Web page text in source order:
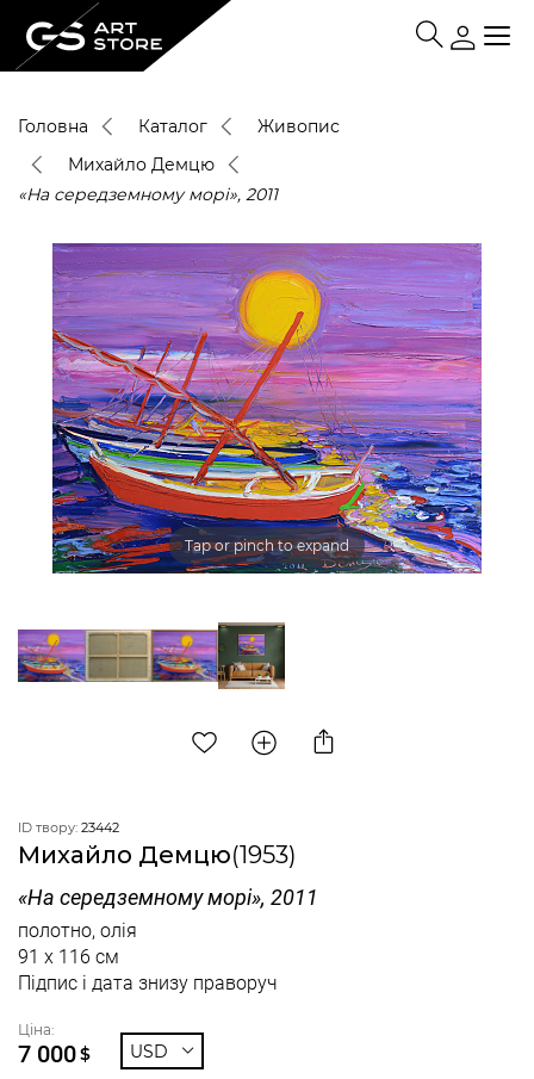
Головна Каталог
Живопис
Михайло Демцю
«На середземному морі», 2011
Tap or pinch to expand
ID твору: 23442
Михайло Демцю(1953)
«На середземному морі», 2011
полотно, олія
91 x 116 см
Підпис і дата знизу праворуч
Ціна:
7 000$ USD